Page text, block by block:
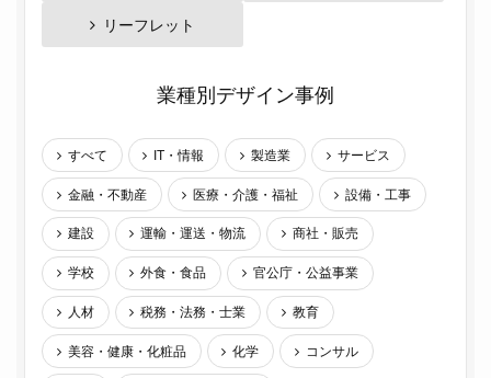
リーフレット
業種別デザイン事例
すべて IT・情報 製造業 サービス
金融・不動産 医療・介護・福祉 設備・工事
建設 運輸・運送・物流 商社・販売
学校 外食・食品 官公庁・公益事業
人材 税務・法務・士業 教育
美容・健康・化粧品 化学 コンサル